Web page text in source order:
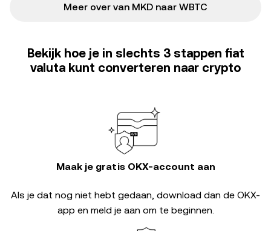
Meer over van MKD naar WBTC
Bekijk hoe je in slechts 3 stappen fiat
valuta kunt converteren naar crypto
Maak je gratis OKX-account aan
Als je dat nog niet hebt gedaan, download dan de OKX-
app en meld je aan om te beginnen.